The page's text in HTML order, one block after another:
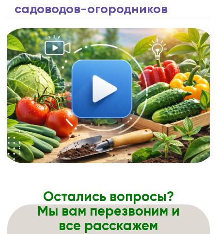
садоводов-огородников
Остались вопросы?
Мы вам перезвоним и
все расскажем